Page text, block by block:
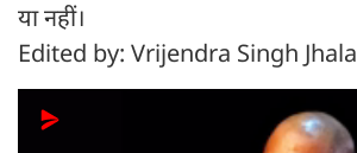
या नहीं।
Edited by: Vrijendra Singh Jhala